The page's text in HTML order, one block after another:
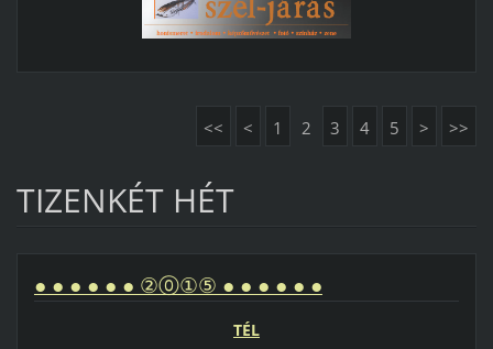
<< < 1 2 3 4 5 > >>
TIZENKÉT HÉT
● ● ● ● ● ● ②⓪①⑤ ● ● ● ● ● ●
TÉL